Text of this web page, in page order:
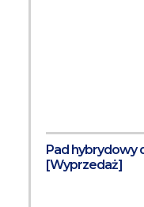
Pad hybrydowy
[Wyprzedaż]